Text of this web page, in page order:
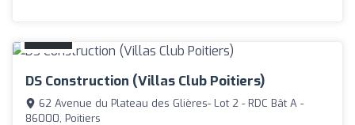
DS Construction (Villas Club Poitiers)
62 Avenue du Plateau des Glières- Lot 2 - RDC Bât A -
86000, Poitiers